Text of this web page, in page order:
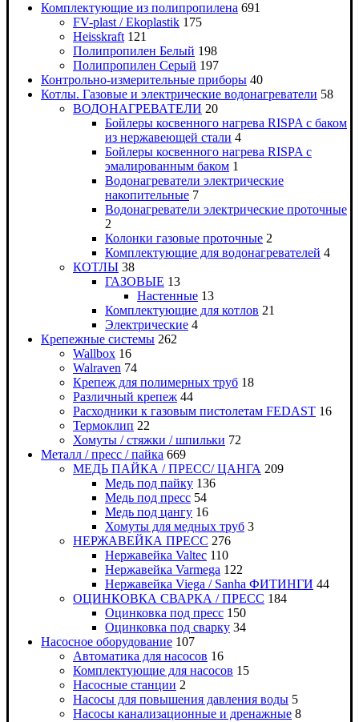
Комплектующие из полипропилена 691
FV-plast / Ekoplastik 175
Heisskraft 121
Полипропилен Белый 198
Полипропилен Серый 197
Контрольно-измерительные приборы 40
Котлы. Газовые и электрические водонагреватели 58
ВОДОНАГРЕВАТЕЛИ 20
Бойлеры косвенного нагрева RISPA с баком
из нержавеющей стали 4
Бойлеры косвенного нагрева RISPA с
эмалированным баком 1
Водонагреватели электрические
накопительные 7
Водонагреватели электрические проточные
2
Колонки газовые проточные 2
Комплектующие для водонагревателей 4
КОТЛЫ 38
ГАЗОВЫЕ 13
Настенные 13
Комплектующие для котлов 21
Электрические 4
Крепежные системы 262
Wallbox 16
Walraven 74
Крепеж для полимерных труб 18
Различный крепеж 44
Расходники к газовым пистолетам FEDAST 16
Термоклип 22
Хомуты / стяжки / шпильки 72
Металл / пресс / пайка 669
МЕДЬ ПАЙКА / ПРЕСС/ ЦАНГА 209
Медь под пайку 136
Медь под пресс 54
Медь под цангу 16
Хомуты для медных труб 3
НЕРЖАВЕЙКА ПРЕСС 276
Нержавейка Valtec 110
Нержавейка Varmega 122
Нержавейка Viega / Sanha ФИТИНГИ 44
ОЦИНКОВКА СВАРКА / ПРЕСС 184
Оцинковка под пресс 150
Оцинковка под сварку 34
Насосное оборудование 107
Автоматика для насосов 16
Комплектующие для насосов 15
Насосные станции 2
Насосы для повышения давления воды 5
Насосы канализационные и дренажные 8